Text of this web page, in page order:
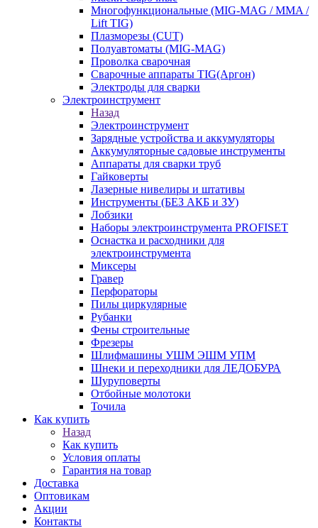
Многофункциональные (MIG-MAG / MMA /
Lift TIG)
Плазморезы (CUT)
Полуавтоматы (МIG-MAG)
Проволка сварочная
Сварочные аппараты TIG(Аргон)
Электроды для сварки
Электроинструмент
Назад
Электроинструмент
Зарядные устройства и аккумуляторы
Аккумуляторные садовые инструменты
Аппараты для сварки труб
Гайковерты
Лазерные нивелиры и штативы
Инструменты (БЕЗ АКБ и ЗУ)
Лобзики
Наборы электроинструмента PROFISET
Оснастка и расходники для
электроинструмента
Миксеры
Гравер
Перфораторы
Пилы циркулярные
Рубанки
Фены строительные
Фрезеры
Шлифмашины УШМ ЭШМ УПМ
Шнеки и переходники для ЛЕДОБУРА
Шуруповерты
Отбойные молотоки
Точила
Как купить
Назад
Как купить
Условия оплаты
Гарантия на товар
Доставка
Оптовикам
Акции
Контакты